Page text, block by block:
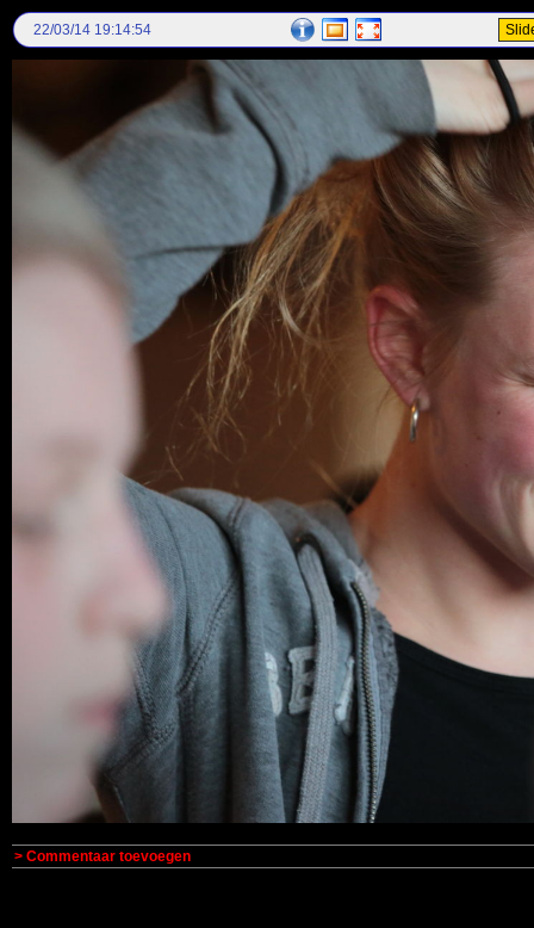
22/03/14 19:14:54
> Commentaar toevoegen